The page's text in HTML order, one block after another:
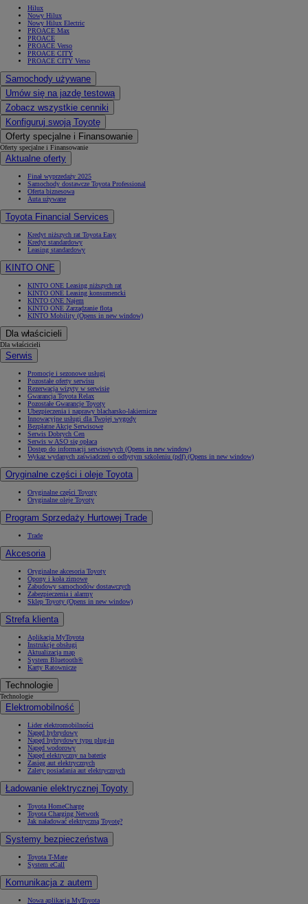
Hilux
Nowy Hilux
Nowy Hilux Electric
PROACE Max
PROACE
PROACE Verso
PROACE CITY
PROACE CITY Verso
Samochody używane
Umów się na jazdę testową
Zobacz wszystkie cenniki
Konfiguruj swoją Toyotę
Oferty specjalne i Finansowanie
Oferty specjalne i Finansowanie
Aktualne oferty
Finał wyprzedaży 2025
Samochody dostawcze Toyota Professional
Oferta biznesowa
Auta używane
Toyota Financial Services
Kredyt niższych rat Toyota Easy
Kredyt standardowy
Leasing standardowy
KINTO ONE
KINTO ONE Leasing niższych rat
KINTO ONE Leasing konsumencki
KINTO ONE Najem
KINTO ONE Zarządzanie flotą
KINTO Mobility (Opens in new window)
Dla właścicieli
Dla właścicieli
Serwis
Promocje i sezonowe usługi
Pozostałe oferty serwisu
Rezerwacja wizyty w serwisie
Gwarancja Toyota Relax
Pozostałe Gwarancje Toyoty
Ubezpieczenia i naprawy blacharsko-lakiernicze
Innowacyjne usługi dla Twojej wygody
Bezpłatne Akcje Serwisowe
Serwis Dobrych Cen
Serwis w ASO się opłaca
Dostęp do informacji serwisowych (Opens in new window)
Wykaz wydanych zaświadczeń o odbytym szkoleniu (pdf) (Opens in new window)
Oryginalne części i oleje Toyota
Oryginalne części Toyoty
Oryginalne oleje Toyoty
Program Sprzedaży Hurtowej Trade
Trade
Akcesoria
Oryginalne akcesoria Toyoty
Opony i koła zimowe
Zabudowy samochodów dostawczych
Zabezpieczenia i alarmy
Sklep Toyoty (Opens in new window)
Strefa klienta
Aplikacja MyToyota
Instrukcje obsługi
Aktualizacja map
System Bluetooth®
Karty Ratownicze
Technologie
Technologie
Elektromobilność
Lider elektromobilności
Napęd hybrydowy
Napęd hybrydowy typu plug-in
Napęd wodorowy
Napęd elektryczny na baterię
Zasięg aut elektrycznych
Zalety posiadania aut elektrycznych
Ładowanie elektrycznej Toyoty
Toyota HomeCharge
Toyota Charging Network
Jak naładować elektryczną Toyotę?
Systemy bezpieczeństwa
Toyota T-Mate
System eCall
Komunikacja z autem
Nowa aplikacja MyToyota